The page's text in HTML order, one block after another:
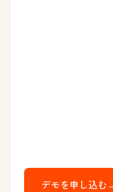
デモを申し込む